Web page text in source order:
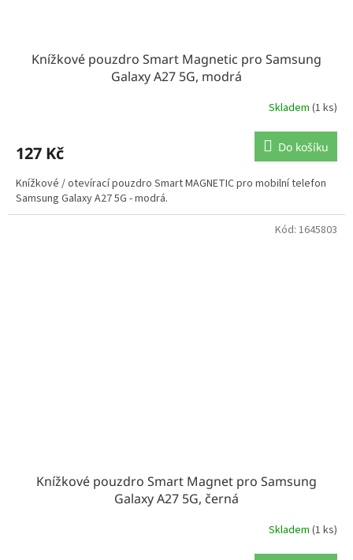
Knížkové pouzdro Smart Magnetic pro Samsung
Galaxy A27 5G, modrá
Skladem (1 ks)
127 Kč Do košíku
Knížkové / otevírací pouzdro Smart MAGNETIC pro mobilní telefon
Samsung Galaxy A27 5G - modrá.
Knížkové pouzdro Smart Magnet pro Samsung
Galaxy A27 5G, černá
Skladem (1 ks)
Kód: 1645803